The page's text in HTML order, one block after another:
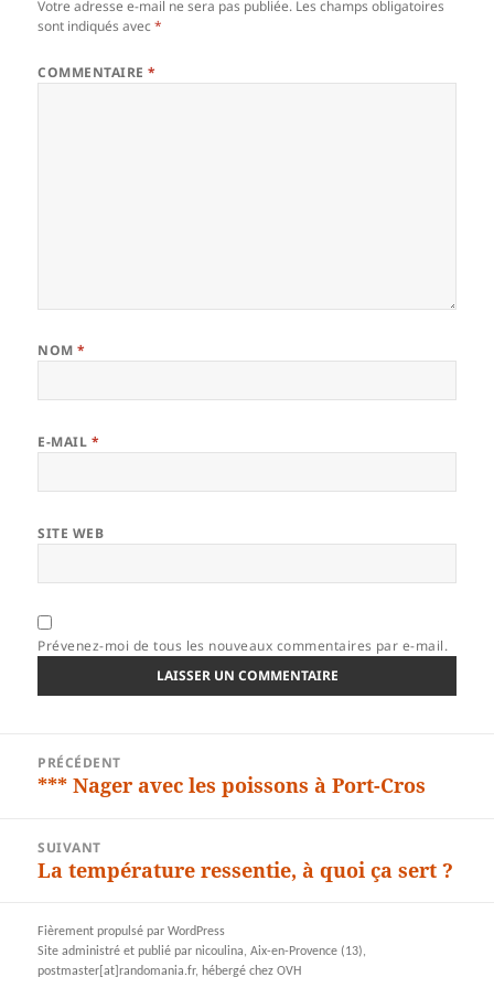
Votre adresse e-mail ne sera pas publiée. Les champs obligatoires
sont indiqués avec*
COMMENTAIRE*
NOM*
E-MAIL *
SITE WEB
Prévenez-moi de tous les nouveaux commentaires par e-mail.
l’article
PRÉCÉDENT
Article
*** Nager avec les poissons à Port-Cros
SUIVANT
Article
La température ressentie, à quoi ça sert ?
Fièrement propulsé par WordPress
Site administré et publié par nicoulina, Aix-en-Provence (13),
postmaster[at]randomania.fr, hébergé chez OVH